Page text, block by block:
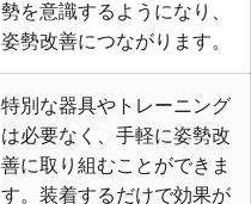
勢を意識するようになり、
姿勢改善につながります。
特別な器具やトレーニング
は必要なく、手軽に姿勢改
善に取り組むことができま
す。装着するだけで効果が